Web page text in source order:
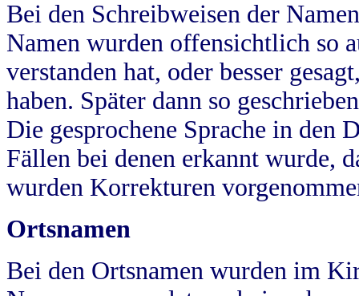
Bei den Schreibweisen der
Namen wurden offensichtlich so
verstanden hat, oder besser
haben. Später dann so
Die gesprochene Sprache in
Fällen bei denen erkannt wurde,
wurden Korrekturen
Ortsnamen
Bei den Ortsnamen wurden im